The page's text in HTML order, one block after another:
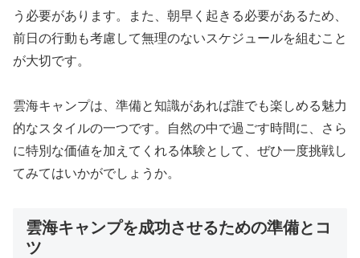
う必要があります。また、朝早く起きる必要があるため、
前日の行動も考慮して無理のないスケジュールを組むこと
が大切です。
雲海キャンプは、準備と知識があれば誰でも楽しめる魅力
的なスタイルの一つです。自然の中で過ごす時間に、さら
に特別な価値を加えてくれる体験として、ぜひ一度挑戦し
てみてはいかがでしょうか。
雲海キャンプを成功させるための準備とコ
ツ